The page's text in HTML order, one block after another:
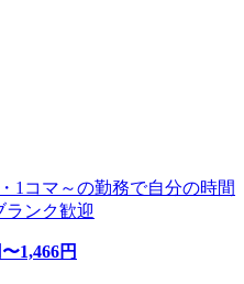
1コマ～の勤務で自分の時間
ンク歓迎
〜1,466円